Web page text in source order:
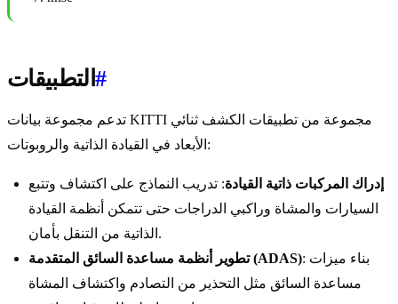
التطبيقات#
تدعم مجموعة بيانات KITTI مجموعة من تطبيقات الكشف ثنائي
الأبعاد في القيادة الذاتية والروبوتات:
إدراك المركبات ذاتية القيادة: تدريب النماذج على اكتشاف وتتبع
السيارات والمشاة وراكبي الدراجات حتى تتمكن أنظمة القيادة
الذاتية من التنقل بأمان.
تطوير أنظمة مساعدة السائق المتقدمة (ADAS): بناء ميزات
مساعدة السائق مثل التحذير من التصادم واكتشاف المشاة